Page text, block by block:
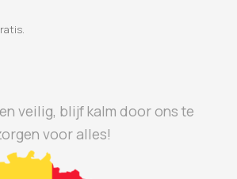
veilig, blijf kalm door ons te
voor alles!